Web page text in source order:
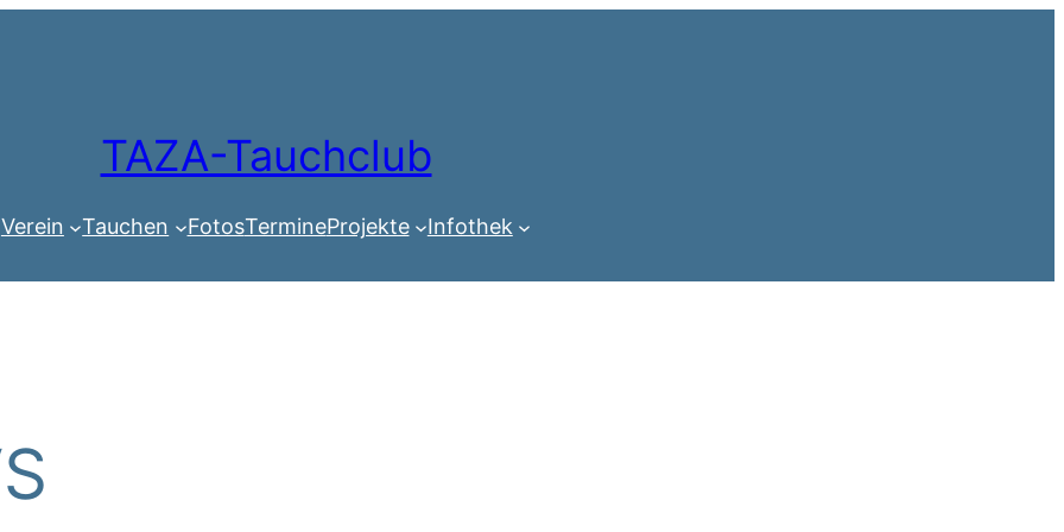
TAZA-Tauchclub
Verein Tauchen FotosTermineProjekte Infothek